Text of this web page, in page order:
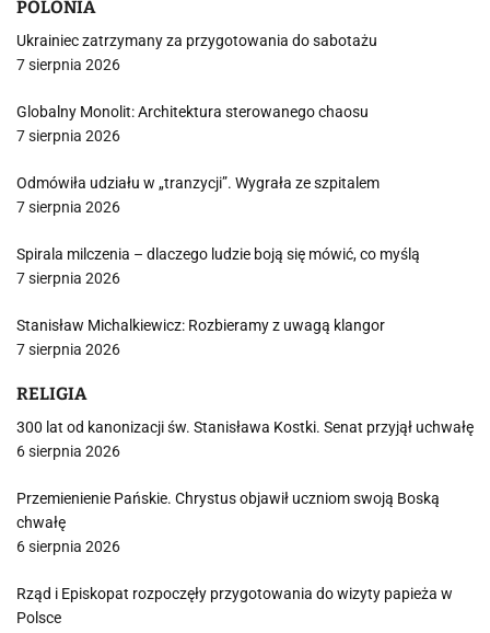
POLONIA
Ukrainiec zatrzymany za przygotowania do sabotażu
7 sierpnia 2026
Globalny Monolit: Architektura sterowanego chaosu
7 sierpnia 2026
Odmówiła udziału w „tranzycji”. Wygrała ze szpitalem
7 sierpnia 2026
Spirala milczenia – dlaczego ludzie boją się mówić, co myślą
7 sierpnia 2026
Stanisław Michalkiewicz: Rozbieramy z uwagą klangor
7 sierpnia 2026
RELIGIA
300 lat od kanonizacji św. Stanisława Kostki. Senat przyjął uchwałę
6 sierpnia 2026
Przemienienie Pańskie. Chrystus objawił uczniom swoją Boską
chwałę
6 sierpnia 2026
Rząd i Episkopat rozpoczęły przygotowania do wizyty papieża w
Polsce